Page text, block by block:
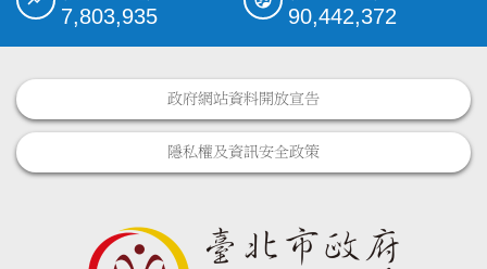
7,803,935 90,442,372
政府網站資料開放宣告
隱私權及資訊安全政策